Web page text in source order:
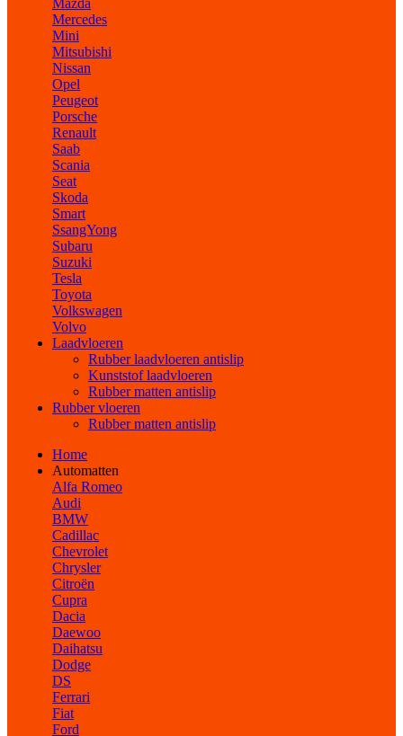
Mazda
Mercedes
Mini
Mitsubishi
Nissan
Opel
Peugeot
Porsche
Renault
Saab
Scania
Seat
Skoda
Smart
SsangYong
Subaru
Suzuki
Tesla
Toyota
Volkswagen
Volvo
Laadvloeren
Rubber laadvloeren antislip
Kunststof laadvloeren
Rubber matten antislip
Rubber vloeren
Rubber matten antislip
Home
Automatten
Alfa Romeo
Audi
BMW
Cadillac
Chevrolet
Chrysler
Citroën
Cupra
Dacia
Daewoo
Daihatsu
Dodge
DS
Ferrari
Fiat
Ford